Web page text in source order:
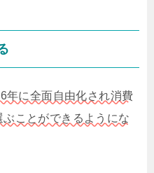
年に全面自由化され消費
ことができるようにな